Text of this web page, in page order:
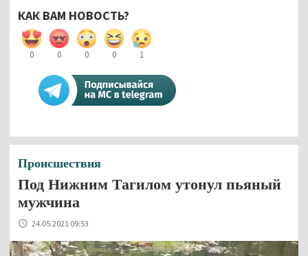
КАК ВАМ НОВОСТЬ?
0 0 0 0 1
Происшествия
Под Нижним Тагилом утонул пьяный
мужчина
24.05.2021 09:53